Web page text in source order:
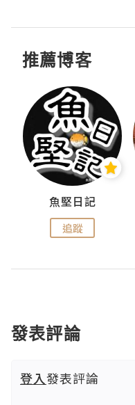
推薦博客
魚堅日記
追蹤
發表評論
登入發表評論